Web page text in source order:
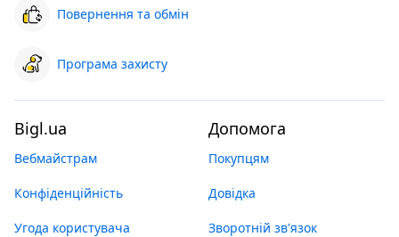
Повернення та обмін
Програма захисту
Bigl.ua
Вебмайстрам
Конфіденційність
Угода користувача
Допомога
Покупцям
Довідка
Зворотній зв'язок